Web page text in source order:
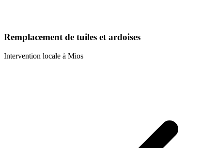
Remplacement de tuiles et ardoises
Intervention locale à Mios